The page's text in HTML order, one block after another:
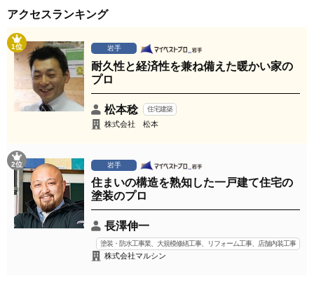
アクセスランキング
1位 岩手
耐久性と経済性を兼ね備えた暖かい家の
プロ
松本稔 住宅建築
株式会社 松本
2位 岩手
住まいの構造を熟知した一戸建て住宅の
塗装のプロ
長澤伸一
塗装・防水工事業、大規模修繕工事、リフォーム工事、店舗内装工事
株式会社マルシン